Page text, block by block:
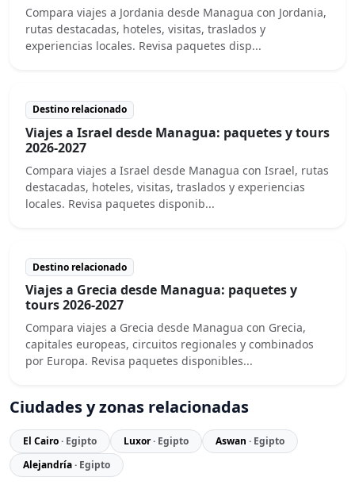
Compara viajes a Jordania desde Managua con Jordania,
rutas destacadas, hoteles, visitas, traslados y
experiencias locales. Revisa paquetes disp...
Destino relacionado
Viajes a Israel desde Managua: paquetes y tours
2026-2027
Compara viajes a Israel desde Managua con Israel, rutas
destacadas, hoteles, visitas, traslados y experiencias
locales. Revisa paquetes disponib...
Destino relacionado
Viajes a Grecia desde Managua: paquetes y
tours 2026-2027
Compara viajes a Grecia desde Managua con Grecia,
capitales europeas, circuitos regionales y combinados
por Europa. Revisa paquetes disponibles...
Ciudades y zonas relacionadas
El Cairo· Egipto Luxor· Egipto Aswan · Egipto
Alejandría· Egipto